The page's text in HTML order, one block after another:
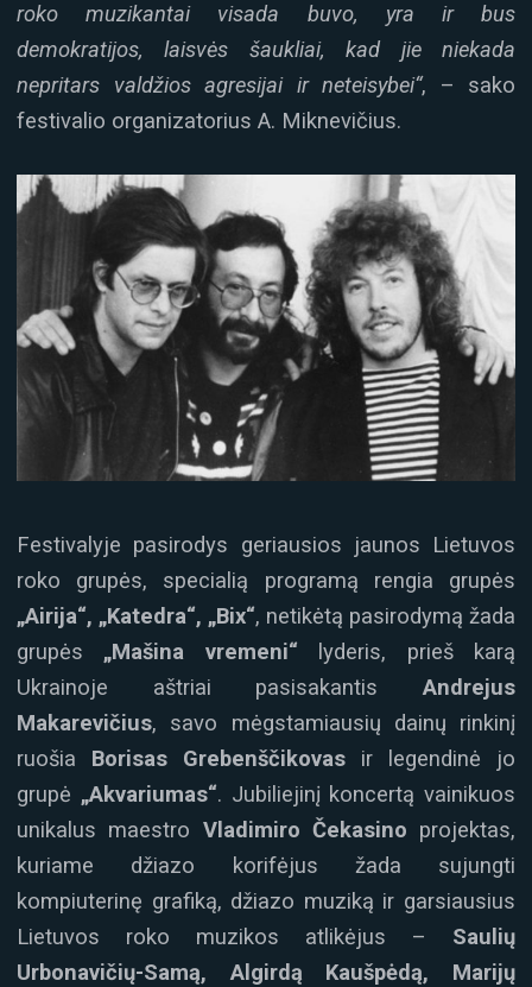
roko muzikantai visada buvo, yra ir bus
demokratijos, laisvės šaukliai, kad jie niekada
nepritars valdžios agresijai ir neteisybei“, – sako
festivalio organizatorius A. Miknevičius.
Festivalyje pasirodys geriausios jaunos Lietuvos
roko grupės, specialią programą rengia grupės
„Airija“, „Katedra“, „Bix“, netikėtą pasirodymą žada
grupės „Mašina vremeni“ lyderis, prieš karą
Ukrainoje aštriai pasisakantis Andrejus
Makarevičius, savo mėgstamiausių dainų rinkinį
ruošia Borisas Grebenščikovas ir legendinė jo
grupė „Akvariumas“. Jubiliejinį koncertą vainikuos
unikalus maestro Vladimiro Čekasino projektas,
kuriame džiazo korifėjus žada sujungti
kompiuterinę grafiką, džiazo muziką ir garsiausius
Lietuvos roko muzikos atlikėjus – Saulių
Urbonavičių-Samą, Algirdą Kaušpėdą, Marijų